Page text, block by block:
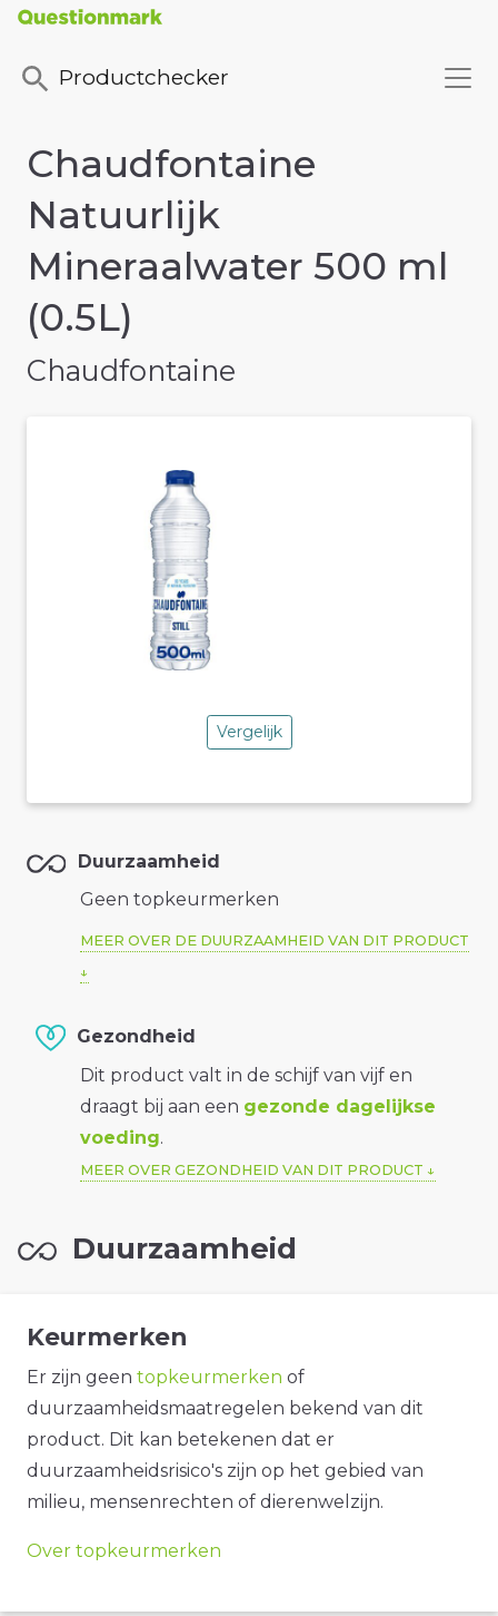
Productchecker
Chaudfontaine
Natuurlijk
Mineraalwater 500 ml
(0.5L)
Chaudfontaine
Vergelijk
Duurzaamheid
Geen topkeurmerken
MEER OVER DE DUURZAAMHEID VAN DIT PRODUCT
Gezondheid
Dit product valt in de schijf van vijf en
draagt bij aan een gezonde dagelijkse
voeding.
MEER OVER GEZONDHEID VAN DIT PRODUCT
Duurzaamheid
Keurmerken
Er zijn geen topkeurmerken of
duurzaamheidsmaatregelen bekend van dit
product. Dit kan betekenen dat er
duurzaamheidsrisico's zijn op het gebied van
milieu, mensenrechten of dierenwelzijn.
Over topkeurmerken